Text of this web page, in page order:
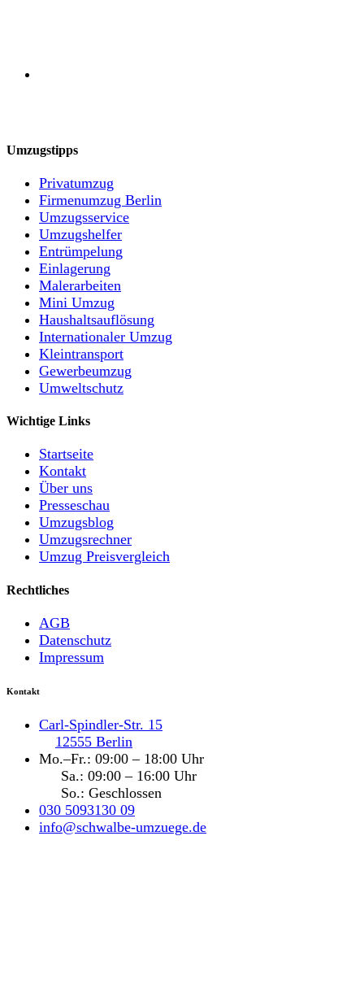
Umzugstipps
Privatumzug
Firmenumzug Berlin
Umzugsservice
Umzugshelfer
Entrümpelung
Einlagerung
Malerarbeiten
Mini Umzug
Haushaltsauflösung
Internationaler Umzug
Kleintransport
Gewerbeumzug
Umweltschutz
Wichtige Links
Startseite
Kontakt
Über uns
Presseschau
Umzugsblog
Umzugsrechner
Umzug Preisvergleich
Rechtliches
AGB
Datenschutz
Impressum
Kontakt
Carl-Spindler-Str. 15
12555 Berlin
Mo.–Fr.: 09:00 – 18:00 Uhr
Sa.: 09:00 – 16:00 Uhr
So.: Geschlossen
030 5093130 09
info@schwalbe-umzuege.de